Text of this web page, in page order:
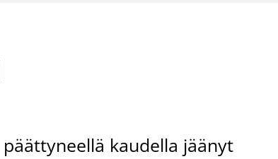
kaudella jäänyt